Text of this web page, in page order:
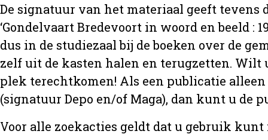
De signatuur van het materiaal geeft tevens
‘Gondelvaart Bredevoort in woord en beeld :
dus in de studiezaal bij de boeken over de
zelf uit de kasten halen en terugzetten. Wilt
plek terechtkomen! Als een publicatie
(signatuur Depo en/of Maga), dan kunt u de
Voor alle zoekacties geldt dat u gebruik